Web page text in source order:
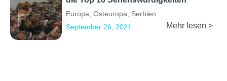
Europa, Osteuropa, Serbien
September 26, 2021
Mehr lesen >